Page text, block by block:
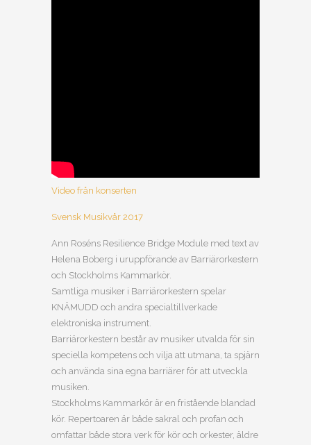
Video från konserten
Svensk Musikvår 2017
Ann Roséns Resilience Bridge Module med text av
Helena Boberg i uruppförande av Barriärorkestern
och Stockholms Kammarkör.
Samtliga musiker i Barriärorkestern spelar
KNÄMUDD och andra specialtillverkade
elektroniska instrument.
Barriärorkestern består av musiker utvalda för sin
speciella kompetens och vilja att utmana, ta spjärn
och använda sina egna barriärer för att utveckla
musiken.
Stockholms Kammarkör är en fristående blandad
kör. Repertoaren är både sakral och profan och
omfattar både stora verk för kör och orkester, äldre